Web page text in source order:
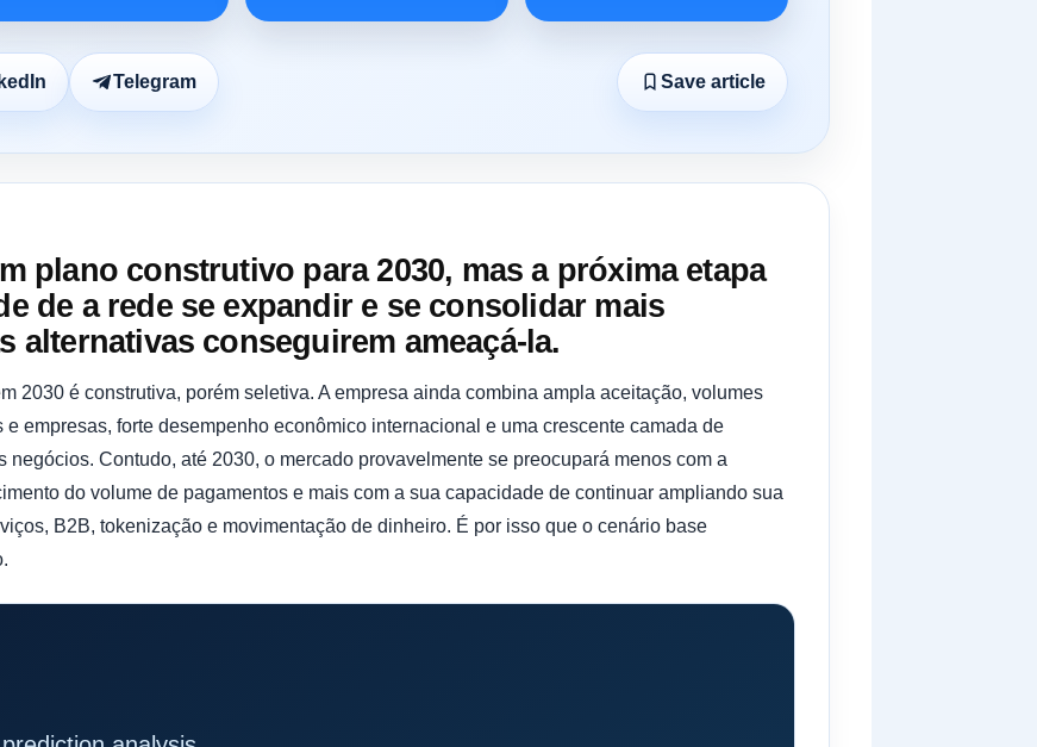
Telegram Save article
plano construtivo para 2030, mas a próxima etapa
de a rede se expandir e se consolidar mais
alternativas conseguirem ameaçá-la.
2030 é construtiva, porém seletiva. A empresa ainda combina ampla aceitação, volumes
empresas, forte desempenho econômico internacional e uma crescente camada de
Contudo, até 2030, o mercado provavelmente se preocupará menos com a
do volume de pagamentos e mais com a sua capacidade de continuar ampliando sua
B2B, tokenização e movimentação de dinheiro. É por isso que o cenário base